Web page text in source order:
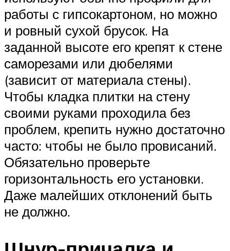
работы с гипсокартоном, но можно
и ровный сухой брусок. На
заданной высоте его крепят к стене
саморезами или дюбелями
(зависит от материала стены).
Чтобы кладка плитки на стену
своими руками проходила без
проблем, крепить нужно достаточно
часто: чтобы не было провисаний.
Обязательно проверьте
горизонтальность его установки.
Даже малейших отклонений быть
не должно.